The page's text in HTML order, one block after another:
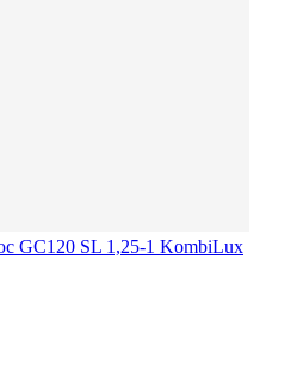
GC120 SL 1,25-1 KombiLux